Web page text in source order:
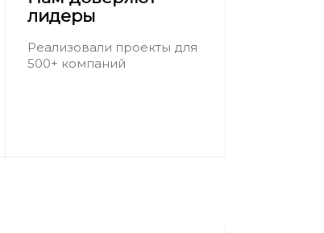
лидеры
Реализовали проекты для
500+ компаний